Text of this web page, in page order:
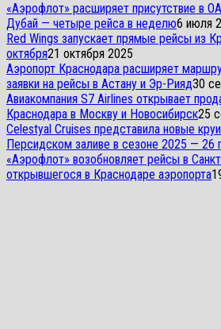
«Аэрофлот» расширяет присутствие в
Дубай — четыре рейса в неделю6 июля
Red Wings запускает прямые рейсы из
октября21 октября 2025
Аэропорт Краснодара расширяет
заявки на рейсы в Астану и Эр-Рияд30
Авиакомпания S7 Airlines открывает
Краснодара в Москву и Новосибирск25
Celestyal Cruises представила новые
Персидском заливе в сезоне 2025 — 26
«Аэрофлот» возобновляет рейсы в
открывшегося в Краснодаре аэропорта